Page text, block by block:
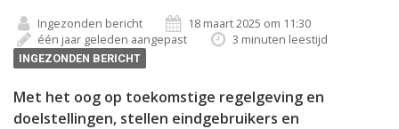
Ingezonden bericht
18 maart 2025 om 11:30
één jaar geleden aangepast
3 minuten leestijd
INGEZONDEN BERICHT
Met het oog op toekomstige regelgeving en
doelstellingen, stellen eindgebruikers en